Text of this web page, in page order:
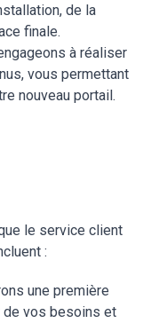
de la
finale.
à réaliser
vous permettant
nouveau portail.
le service client
:
une première
de vos besoins et